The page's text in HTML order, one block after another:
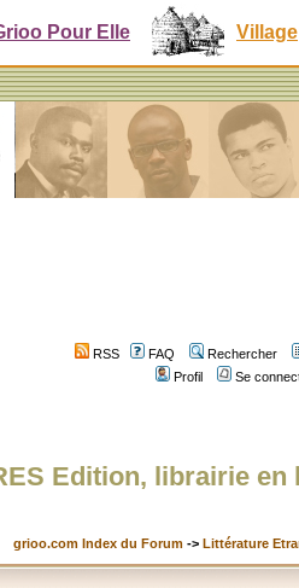
Pour Elle Village
RSS FAQ
Rechercher
Profil
Se
Edition, librairie en
grioo.com Index du Forum -> Littérature